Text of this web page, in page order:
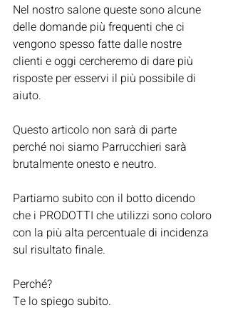
Nel nostro salone queste sono alcune
delle domande più frequenti che ci
vengono spesso fatte dalle nostre
clienti e oggi cercheremo di dare più
risposte per esservi il più possibile di
aiuto.
Questo articolo non sarà di parte
perché noi siamo Parrucchieri sarà
brutalmente onesto e neutro.
Partiamo subito con il botto dicendo
che i PRODOTTI che utilizzi sono coloro
con la più alta percentuale di incidenza
sul risultato finale.
Perché?
Te lo spiego subito.